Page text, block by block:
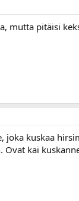
mutta pitäisi
kuskaa
kai